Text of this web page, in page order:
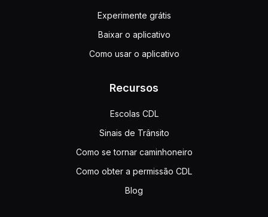
Experimente grátis
Baixar o aplicativo
Como usar o aplicativo
Recursos
Escolas CDL
Sinais de Trânsito
Como se tornar caminhoneiro
Como obter a permissão CDL
Blog